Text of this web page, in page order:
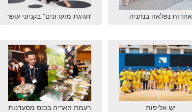
אחדות נפלאה בנתניה “חגיגת מועדונים” בקניוני עופר
יש אליפות רעמת האריה בכנס מסעדנות